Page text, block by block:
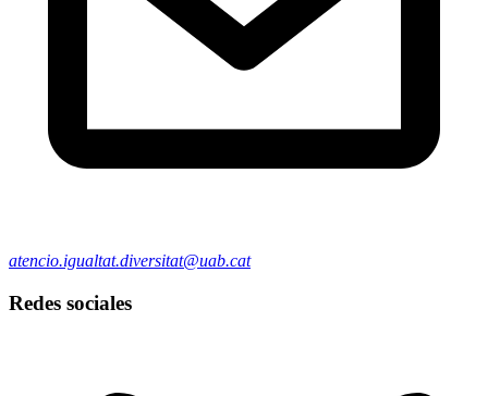
atencio.igualtat.diversitat@uab.cat
Redes sociales